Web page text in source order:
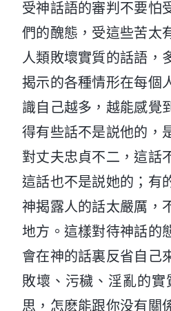
受神話語的審判不要怕
們的醜態，受這些苦太
人類敗壞實質的話語，
揭示的各種情形在每個
識自己越多，越能感覺
得有些話不是説他的，
對丈夫忠貞不二，這話
這話也不是説她的；有
神揭露人的話太嚴厲，
地方。這樣對待神話的
會在神的話裏反省自己
敗壞、污穢、淫亂的
思，怎麽能跟你没有關